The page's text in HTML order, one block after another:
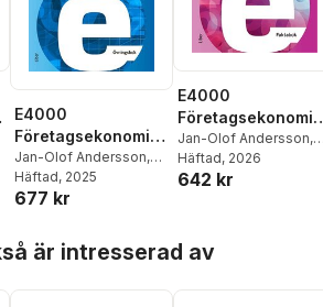
antal röster:
E4000
Företagsekonomi
nivå 1 Övningsbok
Jan-Olof Andersson,
Cege Ekström
Hansson
Häftad, 2025
677 kr
E4000
Företagsekonomi
nivå 2 Faktabok
Jan-Olof Andersson,
Cege Ekström
Hansson
Häftad, 2026
642 kr
är intresserad av